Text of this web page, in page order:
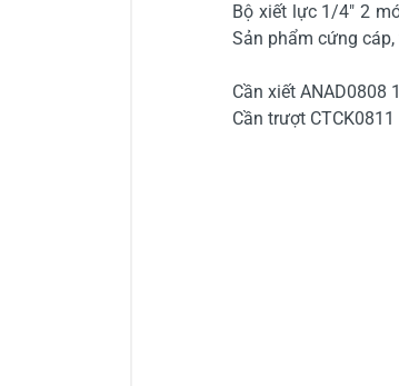
Bộ xiết lực 1/4" 2
Sản phẩm cứng
Cần xiết ANAD0808
Cần trượt CTCK0811